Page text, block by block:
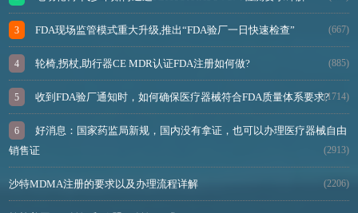
FDA现场监管模式重大升级,推出“FDA验厂一日快速检查” (667)
轮椅,拐杖,助行器CE MDR认证FDA注册如何做? (885)
收到FDA验厂通知时，如何确保医疗器械符合FDA质量体系要求?(1714)
好消息：国家药监局新规，国内没有拿证，也可以办理医疗器械自由
销售证
(2913)
沙特MDMA注册的要求以及办理流程详解 (2206)